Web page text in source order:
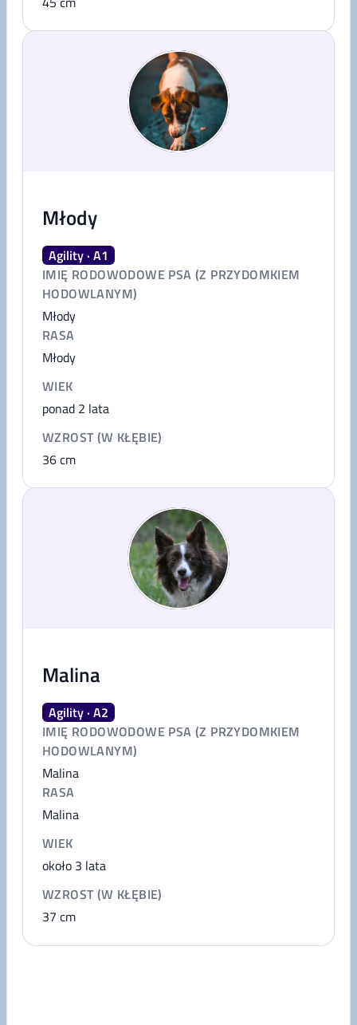
Młody
Agility · A1
IMIĘ RODOWODOWE PSA (Z PRZYDOMKIEM
HODOWLANYM)
Młody
RASA
Młody
WIEK
ponad 2 lata
WZROST (W KŁĘBIE)
36cm
Malina
Agility · A2
IMIĘ RODOWODOWE PSA (Z PRZYDOMKIEM
HODOWLANYM)
Malina
RASA
Malina
WIEK
około 3 lata
WZROST (W KŁĘBIE)
37 cm